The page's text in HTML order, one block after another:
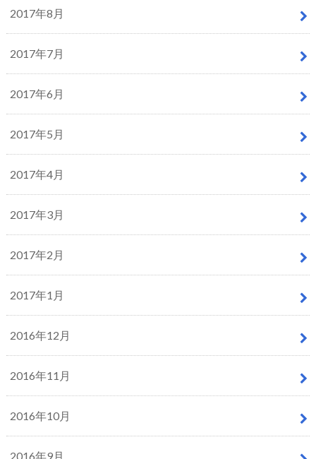
2017年8月
2017年7月
2017年6月
2017年5月
2017年4月
2017年3月
2017年2月
2017年1月
2016年12月
2016年11月
2016年10月
2016年9月